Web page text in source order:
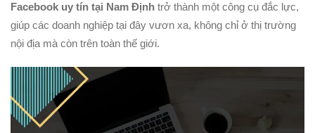
Facebook uy tín tại Nam Định trở thành một công cụ đắc lực,
giúp các doanh nghiệp tại đây vươn xa, không chỉ ở thị trường
nội địa mà còn trên toàn thế giới.